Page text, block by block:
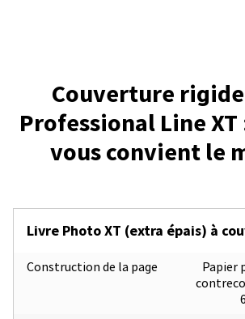
Couverture rigide
Professional Line
vous convient le
Livre Photo XT (extra épais) à
Construction de la page
Papier